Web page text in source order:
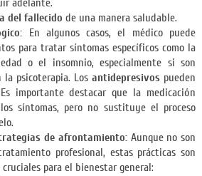
adelante.
del fallecido de una manera saludable.
En algunos casos, el médico puede
para tratar síntomas específicos como la
o el insomnio, especialmente si son
psicoterapia. Losantidepresivos pueden
importante destacar que la medicación
síntomas, pero no sustituye el proceso
de afrontamiento:Aunque no son
profesional, estas prácticas son
para el bienestar general: